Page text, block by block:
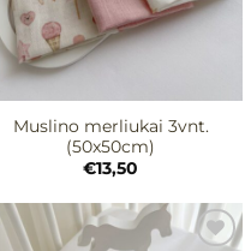
Muslino merliukai 3vnt.
(50x50cm)
€13,50